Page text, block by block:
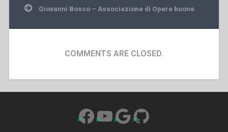
Giovanni Bosco – Associazione di Opere buone
COMMENTS ARE CLOSED.
Facebook
YouTube
Google
GitHub